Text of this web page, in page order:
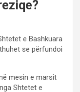
e Bashkuara
se përfundoi
mesin e marsit
Shtetet e